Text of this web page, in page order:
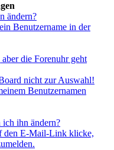
ändern?
Benutzername in der
die Forenuhr geht
nicht zur Auswahl!
Benutzernamen
ihn ändern?
den E-Mail-Link klicke,